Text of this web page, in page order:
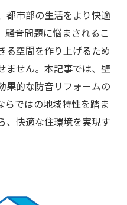
都市部の生活をより快適
騒音問題に悩まされるこ
る空間を作り上げるため
ません。本記事では、壁
果的な防音リフォームの
らではの地域特性を踏ま
、快適な住環境を実現す